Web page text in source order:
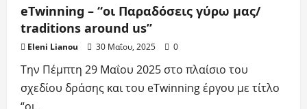
Καλαμάτας
σχολείο
eTwinning
2025-
26
eTwinning – “οι Παραδόσεις γύρω μας/
traditions around us”
Eleni Lianou 30 Μαΐου, 2025 0
Την Πέμπτη 29 Μαΐου 2025 στο πλαίσιο του
σχεδίου δράσης και του eTwinning έργου με τίτλο